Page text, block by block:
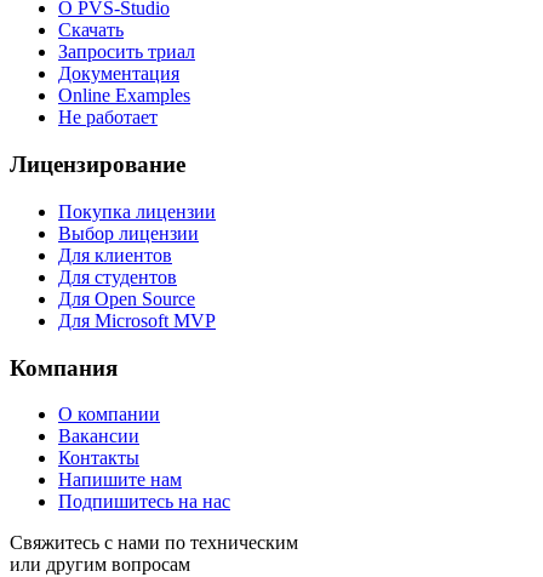
О PVS-Studio
Скачать
Запросить триал
Документация
Online Examples
Не работает
Лицензирование
Покупка лицензии
Выбор лицензии
Для клиентов
Для студентов
Для Open Source
Для Microsoft MVP
Компания
О компании
Вакансии
Контакты
Напишите нам
Подпишитесь на нас
Свяжитесь с нами по техническим
или другим вопросам